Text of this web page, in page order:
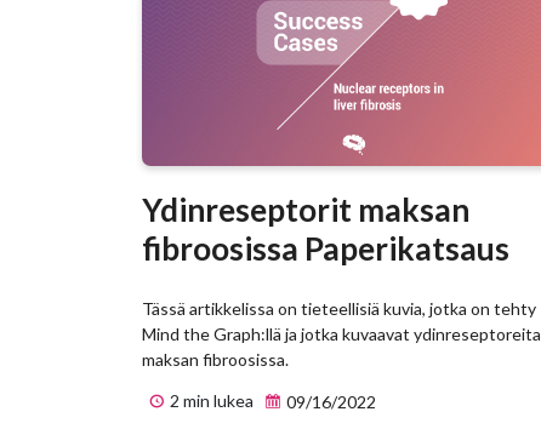
Ydinreseptorit maksan
fibroosissa Paperikatsaus
Tässä artikkelissa on tieteellisiä kuvia, jotka on tehty
Mind the Graph:llä ja jotka kuvaavat ydinreseptoreita
maksan fibroosissa.
2 min lukea
09/16/2022